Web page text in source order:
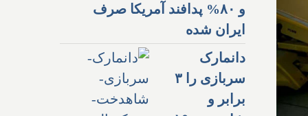
و ۸۰% پدافند آمریکا صرف
ایران شده
دانمارک
سربازی را ۳
برابر و